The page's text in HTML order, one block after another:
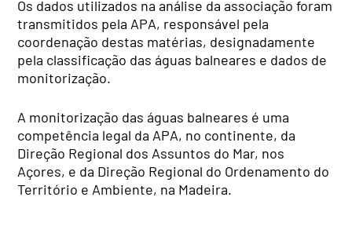
Os dados utilizados na análise da associação foram
transmitidos pela APA, responsável pela
coordenação destas matérias, designadamente
pela classificação das águas balneares e dados de
monitorização.
A monitorização das águas balneares é uma
competência legal da APA, no continente, da
Direção Regional dos Assuntos do Mar, nos
Açores, e da Direção Regional do Ordenamento do
Território e Ambiente, na Madeira.